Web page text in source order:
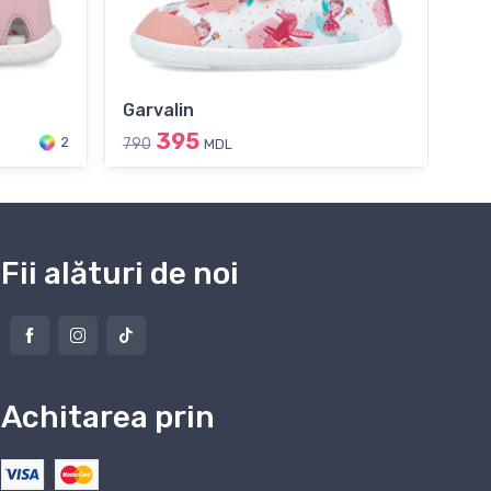
2
Garvalin
790 395 MDL
Fii alături de noi
Achitarea prin